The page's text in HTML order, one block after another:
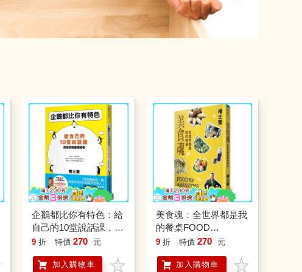
企鵝都比你有特色：給
自己的10堂說話課，成
為零落差溝通者(隨書
本)
9 折 特價 270 元
加入購物車
美食魂：全世界都是我
的餐桌FOOD
AWAKENS MY SOUL
9 折 特價 270 元
加入購物車